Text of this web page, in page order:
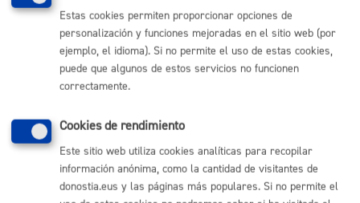
Plazo estimado:3 días Plazo legal:3 meses
Sentido del silencio:Positivo
Pasos del procedimiento
Registro de la solicitud
Dar de baja en la lista de espera
Estas cookies permiten proporcionar opciones de
personalización y funciones mejoradas en el sitio web (por
ejemplo, el idioma). Si no permite el uso de estas cookies,
puede que algunos de estos servicios no funcionen
correctamente.
Cookies de rendimiento
Este sitio web utiliza cookies analíticas para recopilar
información anónima, como la cantidad de visitantes de
donostia.eus y las páginas más populares. Si no permite el